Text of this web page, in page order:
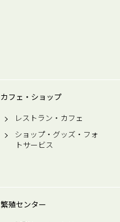
カフェ・ショップ
レストラン・カフェ
ショップ・グッズ・フォ
トサービス
繁殖センター